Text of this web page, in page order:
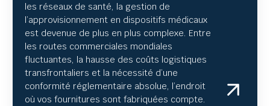
les réseaux de santé, la gestion de
l’approvisionnement en dispositifs médicaux
est devenue de plus en plus complexe. Entre
les routes commerciales mondiales
fluctuantes, la hausse des coûts logistiques
transfrontaliers et la nécessité d’une
conformité réglementaire absolue, l’endroit
où vos fournitures sont fabriquées compte.